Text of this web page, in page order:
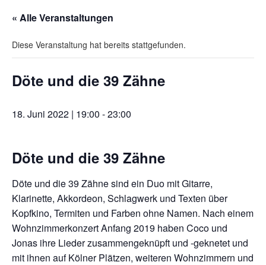
« Alle Veranstaltungen
Diese Veranstaltung hat bereits stattgefunden.
Döte und die 39 Zähne
18. Juni 2022 | 19:00 -23:00
Döte und die 39 Zähne
Döte und die 39 Zähne sind ein Duo mit Gitarre,
Klarinette, Akkordeon, Schlagwerk und Texten über
Kopfkino, Termiten und Farben ohne Namen. Nach einem
Wohnzimmerkonzert Anfang 2019 haben Coco und
Jonas ihre Lieder zusammengeknüpft und -geknetet und
mit ihnen auf Kölner Plätzen, weiteren Wohnzimmern und